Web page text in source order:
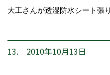
大工さんが透湿防水シート張
13. 2010年10月13日